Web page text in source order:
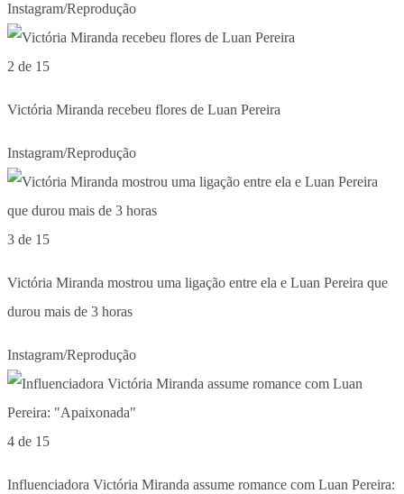
Instagram/Reprodução
2 de 15
Victória Miranda recebeu flores de Luan Pereira
Instagram/Reprodução
3 de 15
Victória Miranda mostrou uma ligação entre ela e Luan Pereira que
durou mais de 3 horas
Instagram/Reprodução
4 de 15
Influenciadora Victória Miranda assume romance com Luan Pereira: